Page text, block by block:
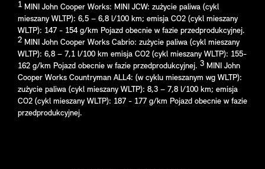
1 MINI John Cooper Works: MINI JCW: zużycie paliwa (cykl
mieszany WLTP): 6,5 – 6,8 l/100 km; emisja CO2 (cykl mieszany
WLTP): 147 - 154 g/km Pojazd obecnie w fazie przedprodukcyjnej.
2 MINI John Cooper Works Cabrio: zużycie paliwa (cykl mieszany
WLTP): 6,8 – 7,1 l/100 km emisja CO2 (cykl mieszany WLTP): 155-
162 g/km Pojazd obecnie w fazie przedprodukcyjnej. 3 MINI John
Cooper Works Countryman ALL4: (w cyklu mieszanym wg WLTP):
zużycie paliwa (cykl mieszany WLTP): 8,3 – 7,8 l/100 km; emisja
CO2 (cykl mieszany WLTP): 187 - 177 g/km Pojazd obecnie w fazie
przedprodukcyjnej.